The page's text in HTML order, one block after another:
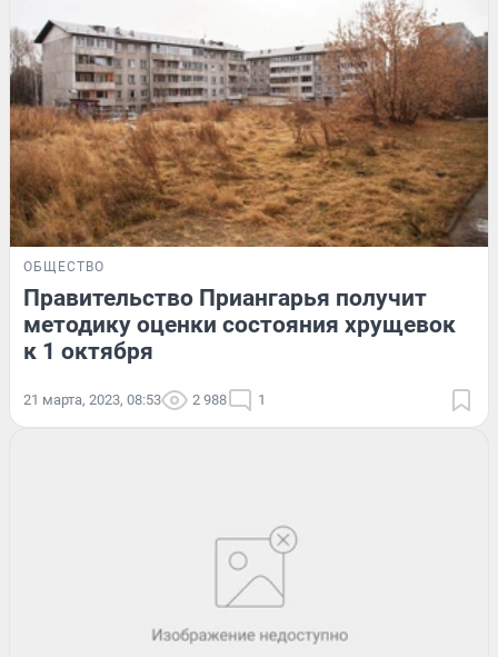
ОБЩЕСТВО
Правительство Приангарья получит
методику оценки состояния хрущевок
к 1 октября
21 марта, 2023, 08:53 2 988 1